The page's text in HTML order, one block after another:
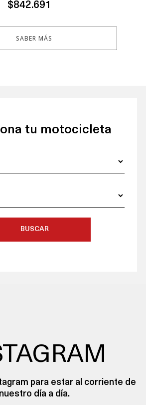
$842.691
SABER MÁS
tu motocicleta
BUSCAR
para estar al corriente de
nuestro día a día.